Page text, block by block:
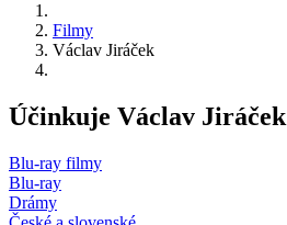
Filmy
Václav Jiráček
Účinkuje Václav Jiráček
Blu-ray filmy
Blu-ray
Drámy